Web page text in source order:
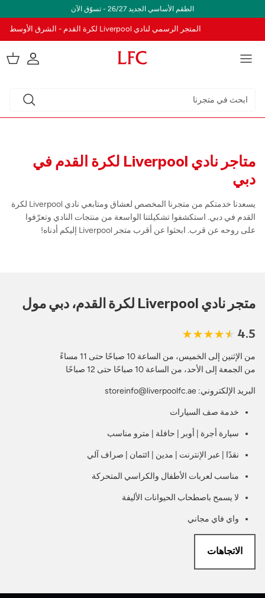
الطقم الأساسي الجديد 26/27 - تسوّق الآن
المتجر الرسمي لنادي Liverpool لكرة القدم - الشرق الأوسط
متاجر نادي Liverpool لكرة القدم في
دبي
يسعدنا خدمتكم من متجرنا المخصص لعشاق ومتابعي نادي Liverpool لكرة
القدم في دبي. استكشفوا تشكيلتنا الواسعة من منتجات النادي وتعرّفوا
على روحه عن قرب. ابحثوا عن أقرب متجر Liverpool إليكم أدناه!
متجر نادي Liverpool لكرة القدم، دبي مول
4.5
من الإثنين إلى الخميس، من الساعة 10 صباحًا حتى 11 مساءً
من الجمعة إلى الأحد، من الساعة 10 صباحًا حتى 12 صباحًا
البريد الإلكتروني: storeinfo@liverpoolfc.ae
خدمة صف السيارات
سيارة أجرة | أوبر | حافلة | مترو مناسب
نقدًا | عبر الإنترنت | مدين | ائتمان | صراف آلي
مناسب لعربات الأطفال والكراسي المتحركة
لا يسمح باصطحاب الحيوانات الأليفة
واي فاي مجاني
الاتجاهات